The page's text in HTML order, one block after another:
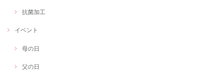
抗菌加工
イベント
母の日
父の日